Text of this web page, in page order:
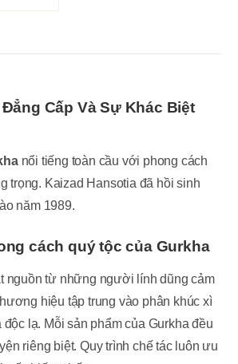
Cấp Và Sự Khác Biệt
nổi tiếng toàn cầu với phong cách
trọng. Kaizad Hansotia đã hồi sinh
năm 1989.
cách quý tộc của Gurkha
nguồn từ những người lính dũng cảm
hiệu tập trung vào phân khúc xì
lạ. Mỗi sản phẩm của Gurkha đều
riêng biệt. Quy trình chế tác luôn ưu